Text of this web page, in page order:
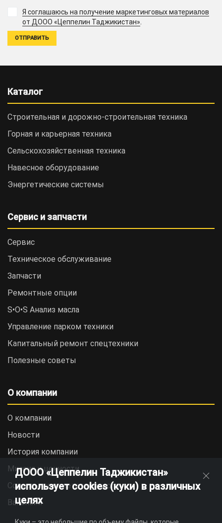
Я соглашаюсь на получение маркетинговых материалов
от ДООО «Цеппелин Таджикистан».
Каталог
Строительная и дорожно-cтроительная техника
Горная и карьерная техника
Сельскохозяйственная техника
Навесное оборудование
Энергетические системы
Сервис и запчасти
Сервис
Техническое обслуживание
Запчасти
Ремонтные опции
S•O•S Анализ масла
Управление парком техники
Капитальный ремонт спецтехники
Полезные советы
О компании
О компании
Новости
История компании
Миссия и ценности
Социальная ответственность
Вакансии
ДООО «Цеппелин Таджикистан»
использует cookies (куки) в различных
целях